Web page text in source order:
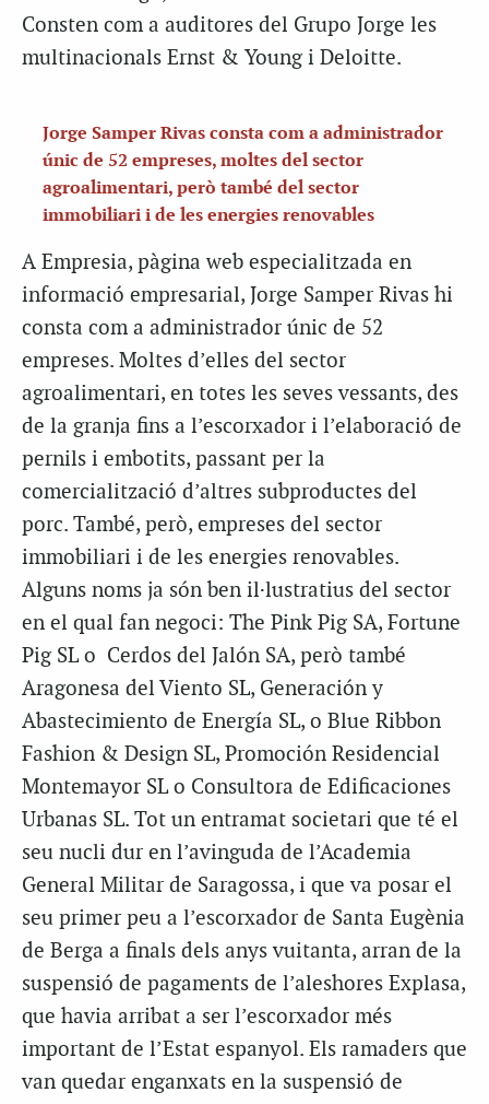
Consten com a auditores del Grupo Jorge les
multinacionals Ernst & Young i Deloitte.
Jorge Samper Rivas consta com a administrador
únic de 52 empreses, moltes del sector
agroalimentari, però també del sector
immobiliari i de les energies renovables
A Empresia, pàgina web especialitzada en
informació empresarial, Jorge Samper Rivas hi
consta com a administrador únic de 52
empreses. Moltes d’elles del sector
agroalimentari, en totes les seves vessants, des
de la granja fins a l’escorxador i l’elaboració de
pernils i embotits, passant per la
comercialització d’altres subproductes del
porc. També, però, empreses del sector
immobiliari i de les energies renovables.
Alguns noms ja són ben il·lustratius del sector
en el qual fan negoci: The Pink Pig SA, Fortune
Pig SL o Cerdos del Jalón SA, però també
Aragonesa del Viento SL, Generación y
Abastecimiento de Energía SL, o Blue Ribbon
Fashion & Design SL, Promoción Residencial
Montemayor SL o Consultora de Edificaciones
Urbanas SL. Tot un entramat societari que té el
seu nucli dur en l’avinguda de l’Academia
General Militar de Saragossa, i que va posar el
seu primer peu a l’escorxador de Santa Eugènia
de Berga a finals dels anys vuitanta, arran de la
suspensió de pagaments de l’aleshores Explasa,
que havia arribat a ser l’escorxador més
important de l’Estat espanyol. Els ramaders que
van quedar enganxats en la suspensió de